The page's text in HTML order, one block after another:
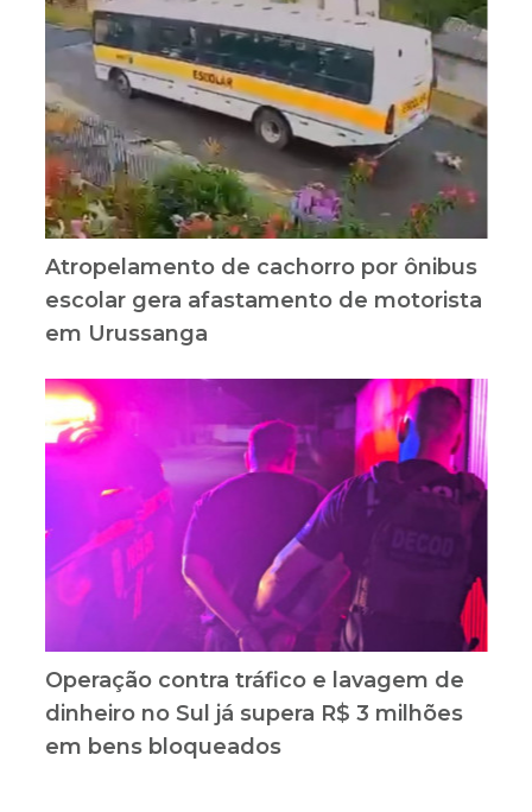
Atropelamento de cachorro por ônibus
escolar gera afastamento de motorista
em Urussanga
Operação contra tráfico e lavagem de
dinheiro no Sul já supera R$ 3 milhões
em bens bloqueados